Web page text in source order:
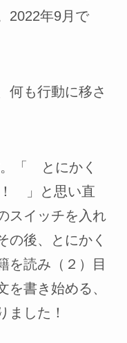
2022年9月で
何も行動に移さ
「 とにかく
！ 」と思い直
スイッチを入れ
の後、とにかく
を読み（２）目
を書き始める、
した！